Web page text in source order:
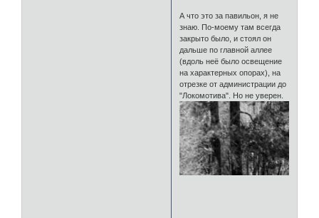
А что это за павильон, я не
знаю. По-моему там всегда
закрыто было, и стоял он
дальше по главной аллее
(вдоль неё было освещение
на характерных опорах), на
отрезке от администрации до
"Локомотива". Но не уверен.